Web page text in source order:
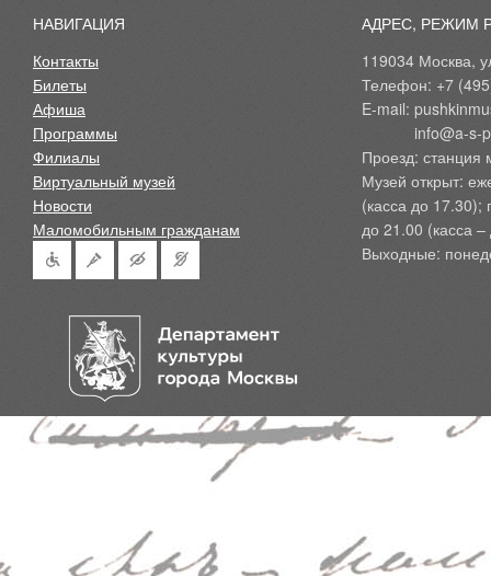
НАВИГАЦИЯ
Контакты
Билеты
Афиша
Программы
Филиалы
Виртуальный музей
Новости
Маломобильным гражданам
АДРЕС, РЕЖИМ
119034 Москва,
Телефон: +7
E-mail:
Проезд: станция
Музей открыт:
(касса до 17.30);
до 21.00 (касса
Выходные: